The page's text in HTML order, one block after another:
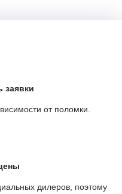
заявки
от поломки.
дилеров, поэтому